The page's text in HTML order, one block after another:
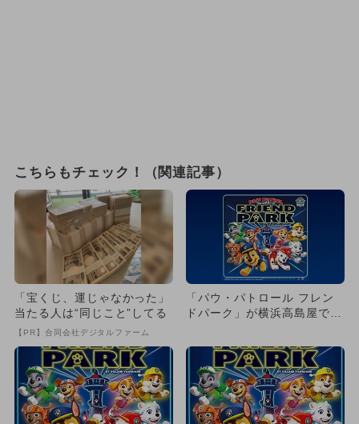
こちらもチェック！（関連記事）
「宝くじ、運じゃなかった」
当たる人は“同じこと”してる
【PR】合同会社デジタルファーム
「パウ・パトロール フレン
ドパーク」が横浜高島屋で開